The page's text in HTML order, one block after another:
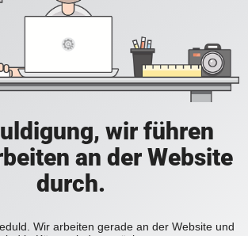
wir führen
an der Website
durch.
Wir arbeiten gerade an der Website und